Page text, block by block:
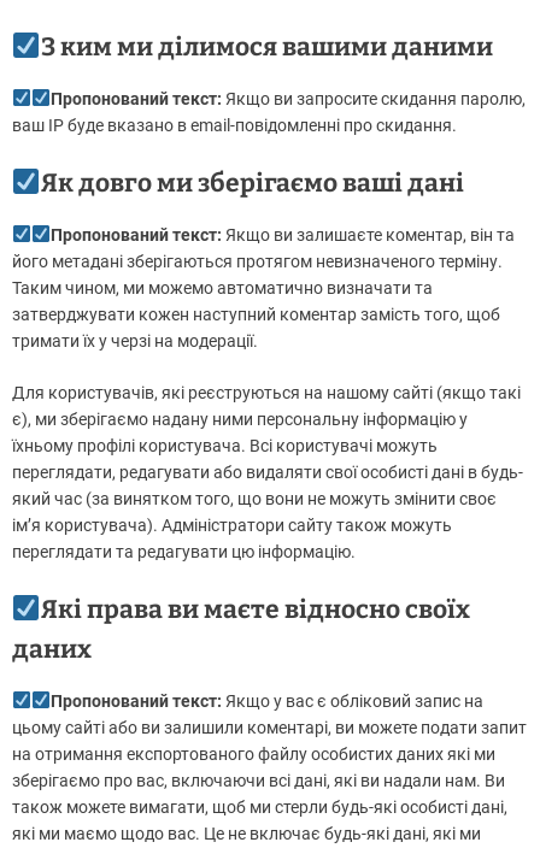
З ким ми ділимося вашими даними
Пропонований текст: Якщо ви запросите скидання паролю,
ваш IP буде вказано в email-повідомленні про скидання.
Як довго ми зберігаємо ваші дані
Пропонований текст: Якщо ви залишаєте коментар, він та
його метадані зберігаються протягом невизначеного терміну.
Таким чином, ми можемо автоматично визначати та
затверджувати кожен наступний коментар замість того, щоб
тримати їх у черзі на модерації.
Для користувачів, які реєструються на нашому сайті (якщо такі
є), ми зберігаємо надану ними персональну інформацію у
їхньому профілі користувача. Всі користувачі можуть
переглядати, редагувати або видаляти свої особисті дані в будь-
який час (за винятком того, що вони не можуть змінити своє
ім’я користувача). Адміністратори сайту також можуть
переглядати та редагувати цю інформацію.
Які права ви маєте відносно своїх
даних
Пропонований текст: Якщо у вас є обліковий запис на
цьому сайті або ви залишили коментарі, ви можете подати запит
на отримання експортованого файлу особистих даних які ми
зберігаємо про вас, включаючи всі дані, які ви надали нам. Ви
також можете вимагати, щоб ми стерли будь-які особисті дані,
які ми маємо щодо вас. Це не включає будь-які дані, які ми